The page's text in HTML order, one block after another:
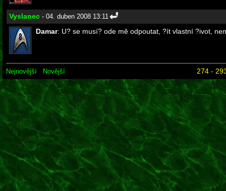
Vyslanec - 04. duben 2008 13:11
Damar: U? se musí? ode mě odpoutat, ?ít vlastní ?ivot,
Nejnovější Novější 274 -